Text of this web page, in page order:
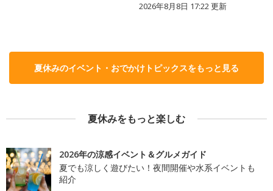
2026年8月8日 17:22更新
夏休みのイベント・おでかけトピックスをもっと見る
夏休みをもっと楽しむ
2026年の涼感イベント＆グルメガイド
夏でも涼しく遊びたい！夜間開催や水系イベントも
紹介